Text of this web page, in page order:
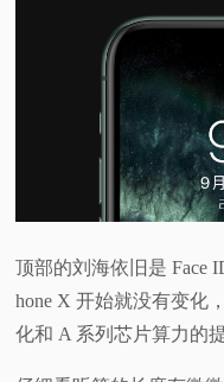
顶部的刘海依旧是 Face
hone X 开始就没有变化
化和 A 系列芯片算力的提